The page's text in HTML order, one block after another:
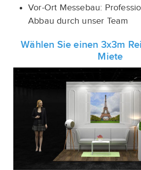
Vor-Ort Messebau:
Abbau durch unser Team
Wählen Sie einen 3x3m
Miete